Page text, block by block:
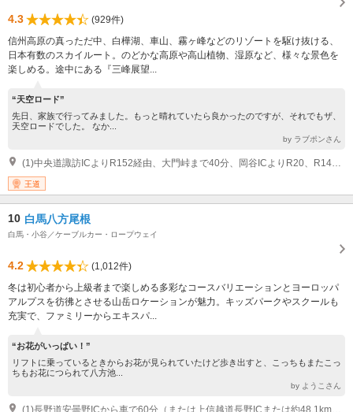
4.3
(929件)
信州高原の真っただ中、白樺湖、車山、霧ヶ峰などのリゾートを駆け抜ける、
日本有数のスカイルート。のどかな高原や高山植物、湿原など、様々な景色を
楽しめる。途中にある『三峰展望...
“天空ロード”
先日、家族で行ってみました。もっと晴れていたら良かったのですが、それでもザ、
天空ロードでした。 なか...
by ラブポンさん
(1)中央道諏訪ICよりR152経由、大門峠まで40分、岡谷ICよりR20、R142経由和田峠まで40分
王道
10 白馬八方尾根
白馬・小谷／ケーブルカー・ロープウェイ
4.2
(1,012件)
冬は初心者から上級者まで楽しめる多彩なコースバリエーションとヨーロッパ
アルプスを彷彿とさせる山岳ロケーションが魅力。キッズパークやスクールも
充実で、ファミリーからエキスパ...
“お花がいっぱい！”
リフトに乗っているときからお花が見られていたけど歩き出すと、こっちもまたこっ
ちもお花につられて八方池...
by ようこさん
(1)長野道安曇野ICから車で60分（または上信越道長野ICまたは約48.1km・約1時間）